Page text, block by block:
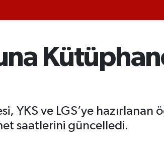
YKS ve LGS’ye hazırlanan
saatlerini güncelledi.